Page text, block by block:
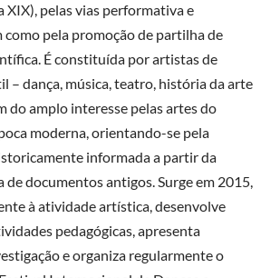
XIX), pelas vias performativa e
como pela promoção de partilha de
É constituída por artistas de
– dança, música, teatro, história da arte
do amplo interesse pelas artes do
moderna, orientando-se pela
informada a partir da
de documentos antigos. Surge em 2015,
à atividade artística, desenvolve
pedagógicas, apresenta
e organiza regularmente o